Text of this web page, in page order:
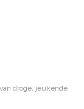
droge, jeukende